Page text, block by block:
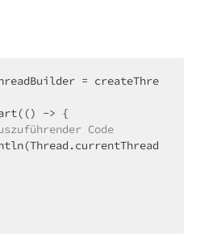
= createThre
Code